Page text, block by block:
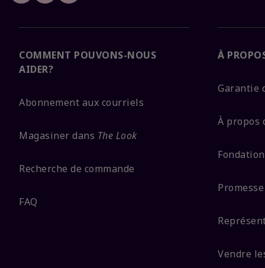
COMMENT POUVONS-NOUS
AIDER?
Abonnement aux courriels
Magasiner dans The Look
Recherche de commande
FAQ
À
Garantie
À propos
Vendre